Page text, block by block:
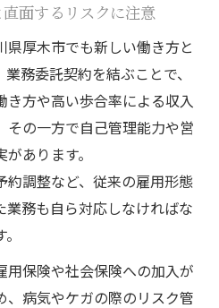
面するリスクに注意
厚木市でも新しい働き方と
務委託契約を結ぶことで、
方や高い歩合率による収入
その一方で自己管理能力や営
あります。
約調整など、従来の雇用形態
務も自ら対応しなければな
用保険や社会保険への加入が
病気やケガの際のリスク管